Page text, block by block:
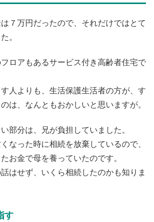
７万円だったので、それだけではとて
。
ロアもあるサービス付き高齢者住宅で
人よりも、生活保護生活者の方が、す
は、なんともおかしいと思いますが。
部分は、兄が負担していました。
なった時に相続を放棄しているので、
お金で母を養っていたのです。
はせず、いくら相続したのかも知りま
す